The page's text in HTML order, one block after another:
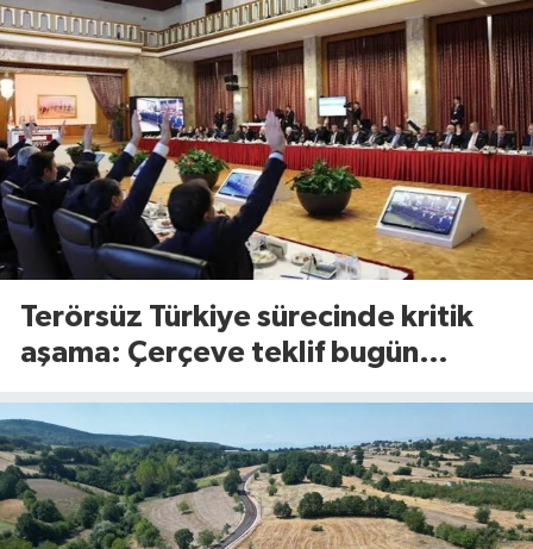
Terörsüz Türkiye sürecinde kritik
aşama: Çerçeve teklif bugün